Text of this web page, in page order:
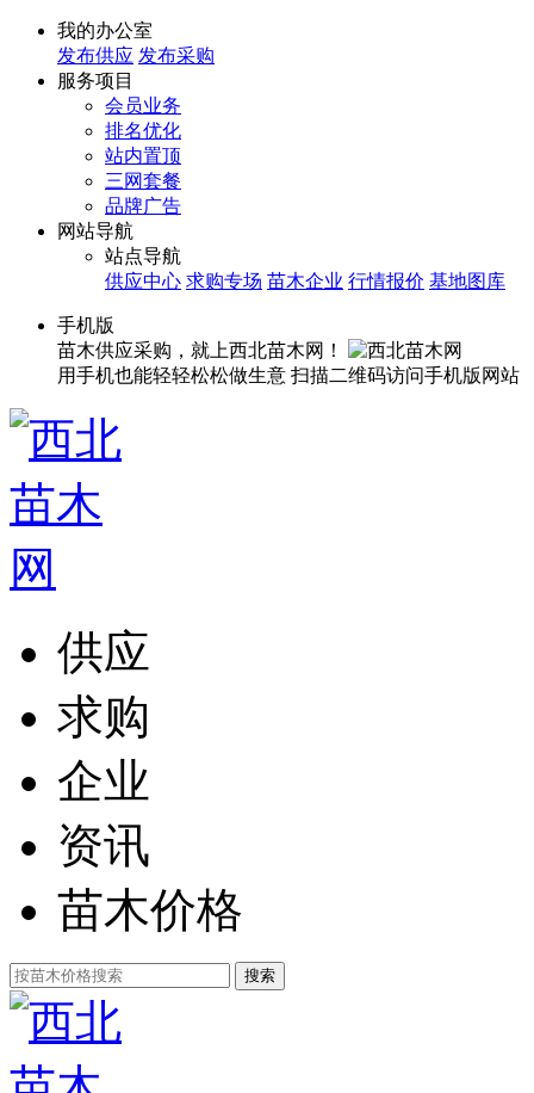
我的办公室
发布供应 发布采购
服务项目
会员业务
排名优化
站内置顶
三网套餐
品牌广告
网站导航
站点导航
供应中心 求购专场 苗木企业 行情报价 基地图库
手机版
苗木供应采购，就上西北苗木网！
用手机也能轻轻松松做生意 扫描二维码访问手机版网站
供应
求购
企业
资讯
苗木价格